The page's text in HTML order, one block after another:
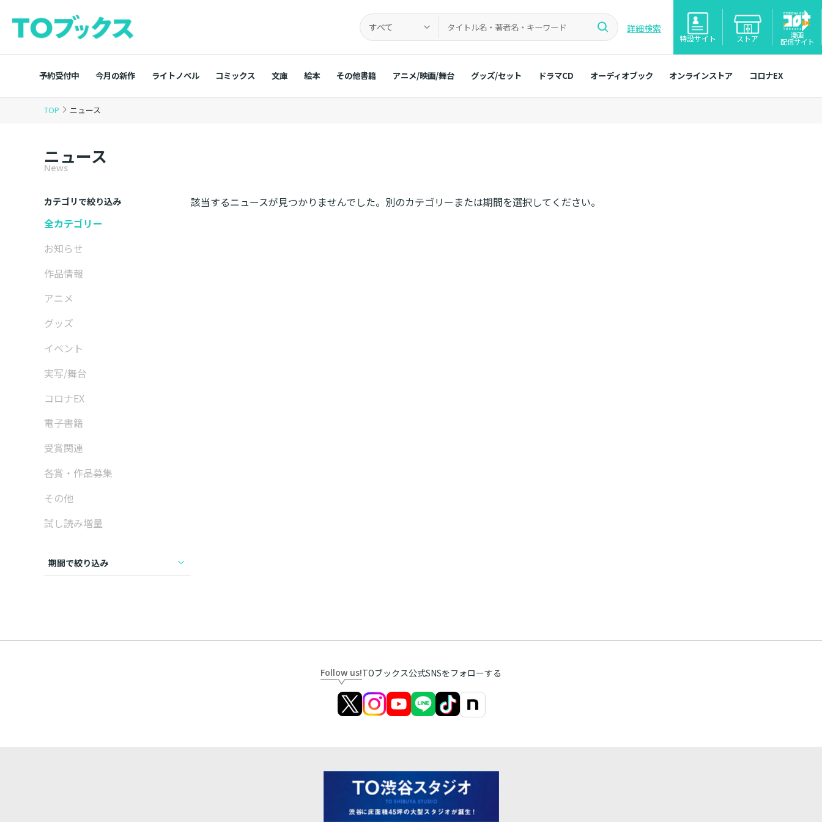
すべて 詳細検索
特設サイト ストア 漫画
配信サイト
予約受付中 今月の新作 ライトノベル コミックス 文庫 絵本 その他書籍 アニメ/映画/舞台 グッズ/セット ドラマCD オーディオブック オンラインストア コロナEX
TOP ニュース
ニュース
News
カテゴリで絞り込み
全カテゴリー
お知らせ
作品情報
アニメ
グッズ
イベント
実写/舞台
コロナEX
電子書籍
受賞関連
各賞・作品募集
その他
試し読み増量
期間で絞り込み
該当するニュースが見つかりませんでした。別のカテゴリーまたは期間を選択してください。
Follow us!TOブックス公式SNSをフォローする